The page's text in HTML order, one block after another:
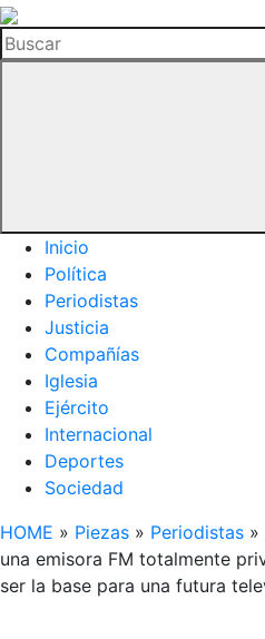
La
Hemeroteca
del
Buscar
Inicio
Política
Periodistas
Justicia
Compañías
Iglesia
Ejército
Internacional
Deportes
Sociedad
HOME » Piezas » Periodistas »
una emisora FM totalmente
ser la base para una futura